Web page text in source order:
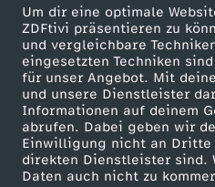
Um dir eine optimale
ZDFtivi präsentieren zu
und vergleichbare
eingesetzten Techniken
für unser Angebot. Mit
und unsere Dienstleister
Informationen auf deinem
abrufen. Dabei geben wir
Einwilligung nicht an
direkten Dienstleister sind.
Daten auch nicht zu
A
u
g
u
Mehr ZDF
ZDF-Apps
Smart TV
ZDFtext